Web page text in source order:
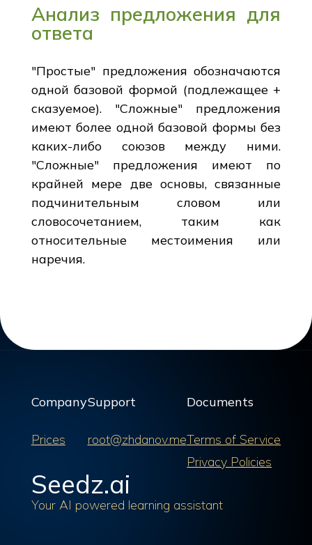
Анализ предложения для
ответа
"Простые" предложения обозначаются
одной базовой формой (подлежащее +
сказуемое). "Сложные" предложения
имеют более одной базовой формы без
каких-либо союзов между ними.
"Сложные" предложения имеют по
крайней мере две основы, связанные
подчинительным словом или
словосочетанием, таким как
относительные местоимения или
наречия.
Company
Prices
Support
root@zhdanov.me
Documents
Terms of Service
Privacy Policies
Seedz.ai
Your AI powered learning assistant